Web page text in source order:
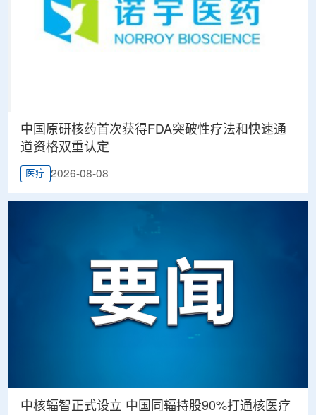
中国原研核药首次获得FDA突破性疗法和快速通
道资格双重认定
医疗 2026-08-08
中核辐智正式设立 中国同辐持股90%打通核医疗